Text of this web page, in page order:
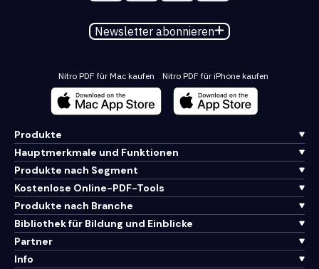
Newsletter abonnieren
Nitro PDF für Mac kaufen Nitro PDF für iPhone kaufen
Produkte
Hauptmerkmale und Funktionen
Produkte nach Segment
Kostenlose Online-PDF-Tools
Produkte nach Branche
Bibliothek für Bildung und Einblicke
Partner
Info